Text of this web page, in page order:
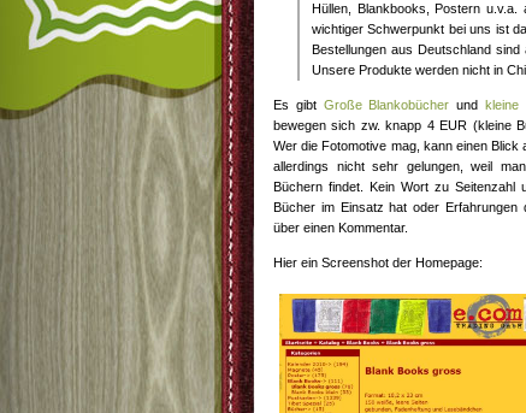
Hüllen, Blankbooks, Postern
wichtiger Schwerpunkt bei uns ist
Bestellungen aus Deutschland
Unsere Produkte werden nicht in
Es gibt Große Blankobücher undkleine
bewegen sich zw. knapp 4 EUR (kleine
Wer die Fotomotive mag, kann einen Blick
allerdings nicht sehr gelungen, weil
Büchern findet. Kein Wort zu Seitenzahl
Bücher im Einsatz hat oder
über einen Kommentar.
Hier ein Screenshot der Homepage: